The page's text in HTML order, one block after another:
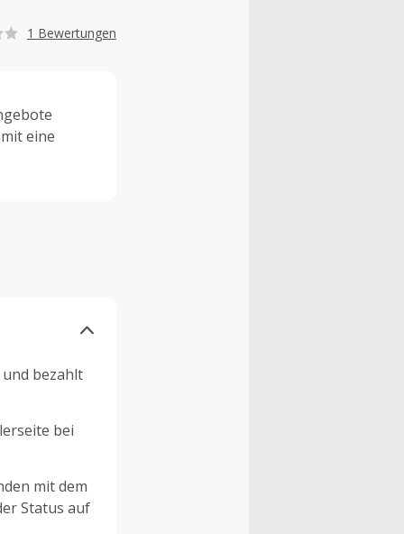
1 Bewertungen
eine
bezahlt
bei
mit dem
Status auf